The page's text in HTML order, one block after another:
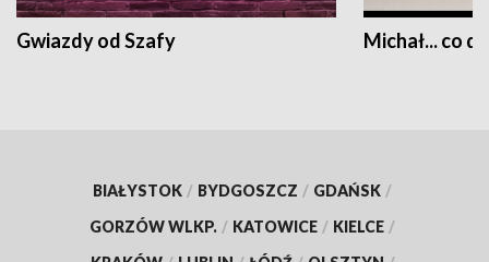
Gwiazdy od Szafy Michał... co
BIAŁYSTOK / BYDGOSZCZ / GDAŃSK /
GORZÓW WLKP. / KATOWICE / KIELCE /